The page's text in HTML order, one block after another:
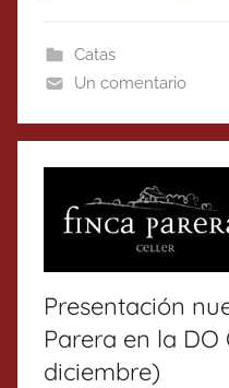
Catas
Un comentario
Presentación
Parera en la
diciembre)